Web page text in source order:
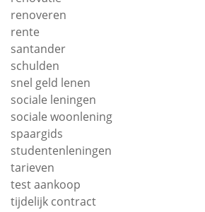
renoveren
rente
santander
schulden
snel geld lenen
sociale leningen
sociale woonlening
spaargids
studentenleningen
tarieven
test aankoop
tijdelijk contract